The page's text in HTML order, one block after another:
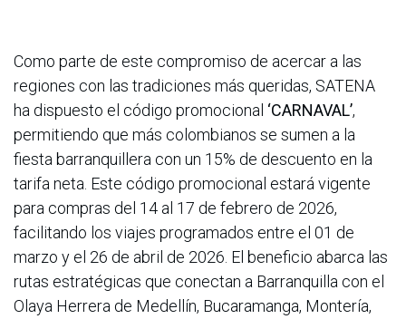
Como parte de este compromiso de acercar a las
regiones con las tradiciones más queridas, SATENA
ha dispuesto el código promocional ‘CARNAVAL’,
permitiendo que más colombianos se sumen a la
fiesta barranquillera con un 15% de descuento en la
tarifa neta. Este código promocional estará vigente
para compras del 14 al 17 de febrero de 2026,
facilitando los viajes programados entre el 01 de
marzo y el 26 de abril de 2026. El beneficio abarca las
rutas estratégicas que conectan a Barranquilla con el
Olaya Herrera de Medellín, Bucaramanga, Montería,